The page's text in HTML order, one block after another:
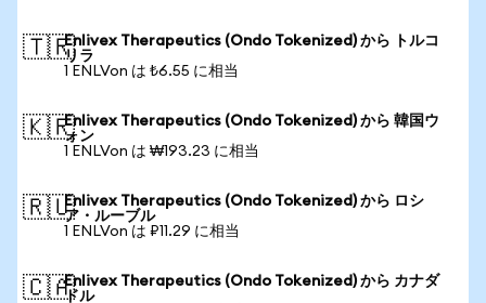
🇹🇷Enlivex Therapeutics (Ondo Tokenized) から トルコ
リラ
1 ENLVon は ₺6.55 に相当
🇰🇷Enlivex Therapeutics (Ondo Tokenized) から 韓国ウ
ォン
1 ENLVon は ₩193.23 に相当
🇷🇺Enlivex Therapeutics (Ondo Tokenized) から ロシ
ア・ルーブル
1 ENLVon は ₽11.29 に相当
🇨🇦Enlivex Therapeutics (Ondo Tokenized) から カナダ
ドル